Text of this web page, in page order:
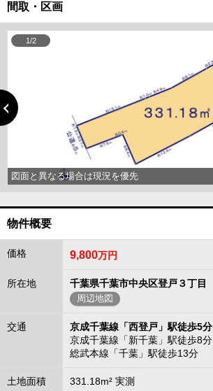
間取・区画
図面と異なる場合は現況を優先
1/2
物件概要
価格 9,800万円
所在地 千葉県千葉市中央区登戸３丁目
周辺地図
交通
京成千葉線「西登戸」駅徒歩5分
京成千葉線「新千葉」駅徒歩8分
総武本線「千葉」駅徒歩13分
土地面積 331.18m² 実測